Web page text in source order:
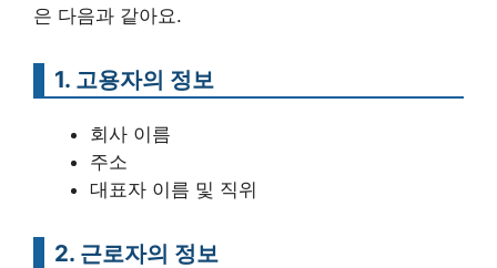
은 다음과 같아요.
1. 고용자의 정보
회사 이름
주소
대표자 이름 및 직위
2. 근로자의 정보